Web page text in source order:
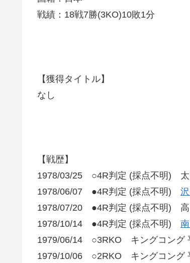
戦績：18戦7勝(3KO)10敗1分
【獲得タイトル】
なし
【戦歴】
1978/03/25 ○4R判定 (採点不明) 太
1978/06/07 ●4R判定 (採点不明)
1978/07/20 ●4R判定 (採点不明) 高
1978/10/14 ●4R判定 (採点不明)
1979/06/14 ○3RKO キングコング
1979/10/06 ○2RKO キングコング